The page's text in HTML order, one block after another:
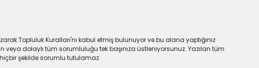
Topluluk Kuralları'nı kabul etmiş bulunuyor ve bu alana yaptığınız
dolaylı tüm sorumluluğu tek başınıza üstleniyorsunuz. Yazılan tüm
şekilde sorumlu tutulamaz.